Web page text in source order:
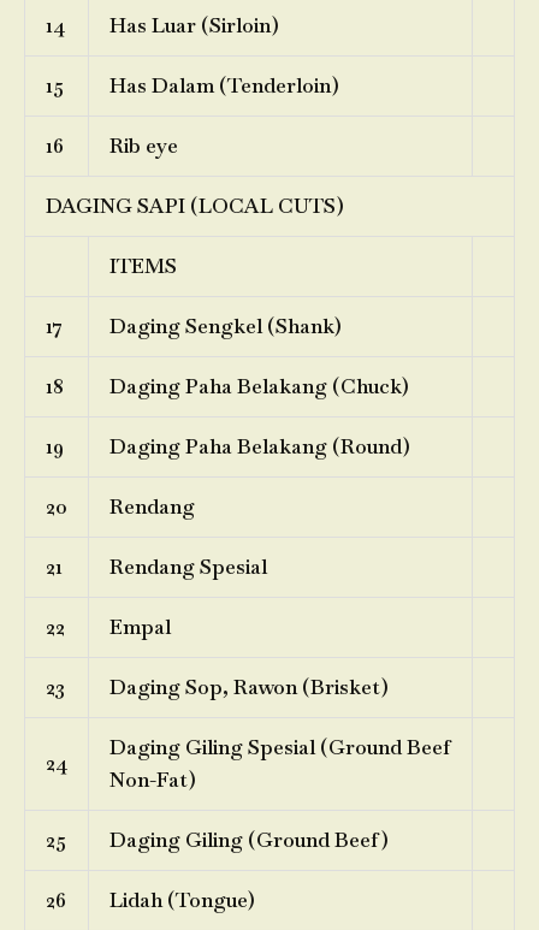
14 Has Luar (Sirloin)
15 Has Dalam (Tenderloin)
16 Rib eye
DAGING SAPI (LOCAL CUTS)
ITEMS
17 Daging Sengkel (Shank)
18 Daging Paha Belakang (Chuck)
19 Daging Paha Belakang (Round)
20 Rendang
21 Rendang Spesial
22 Empal
23 Daging Sop, Rawon (Brisket)
24
Daging Giling Spesial (Ground Beef
Non-Fat)
25 Daging Giling (Ground Beef)
26 Lidah (Tongue)